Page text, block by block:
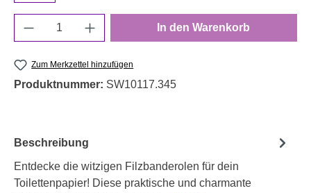
Produkt Anzahl: Gib den gewünschten
In den Warenkorb
Zum Merkzettel hinzufügen
Produktnummer: SW10117.345
Beschreibung
Entdecke die witzigen Filzbanderolen für dein
Toilettenpapier! Diese praktische und charmante